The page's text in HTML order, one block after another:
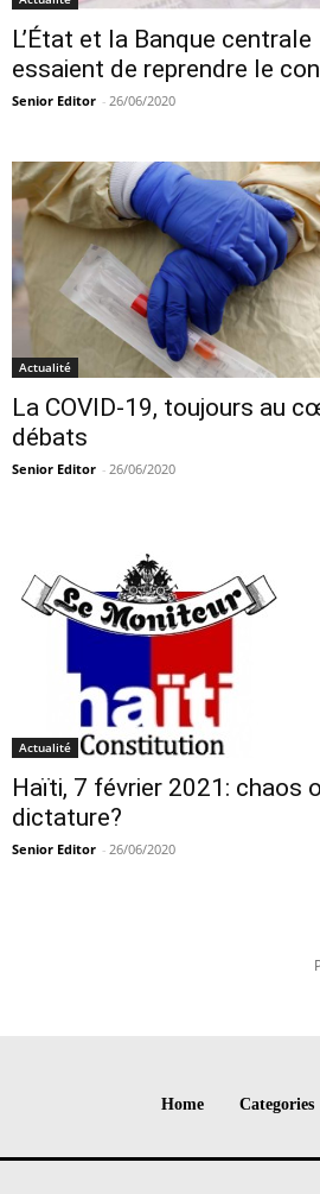
L’État et la Banque centrale
essaient de reprendre le
Senior Editor - 26/06/2020
Actualité
La COVID-19, toujours au
débats
Senior Editor - 26/06/2020
Actualité
Haïti, 7 février 2021: chaos
dictature?
Senior Editor - 26/06/2020
Home Categories